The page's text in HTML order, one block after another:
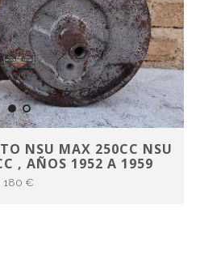
NSU MAX 250CC NSU
, AÑOS 1952 A 1959
180 €